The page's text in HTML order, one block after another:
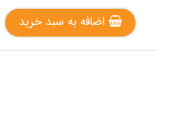
اضافه به سبد خرید